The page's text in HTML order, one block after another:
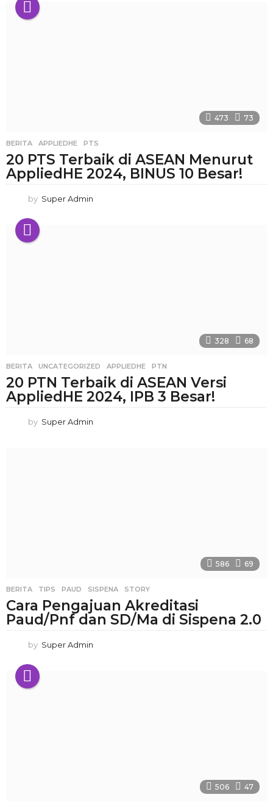
473 73
BERITA APPLIEDHE ,PTS
20 PTS Terbaik di ASEAN Menurut
AppliedHE 2024, BINUS 10 Besar!
by Super Admin
328 68
BERITA ,UNCATEGORIZED APPLIEDHE ,PTN
20 PTN Terbaik di ASEAN Versi
AppliedHE 2024, IPB 3 Besar!
by Super Admin
586 69
BERITA ,TIPS PAUD ,SISPENA ,STORY
Cara Pengajuan Akreditasi
Paud/Pnf dan SD/Ma di Sispena 2.0
by Super Admin
506 47